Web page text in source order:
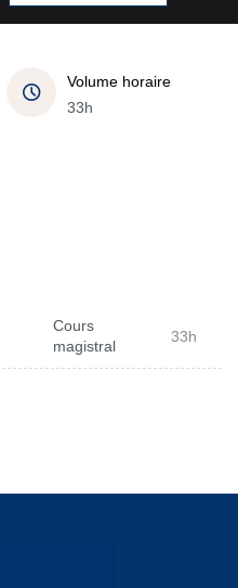
Volume horaire
33h
Cours
magistral
33h